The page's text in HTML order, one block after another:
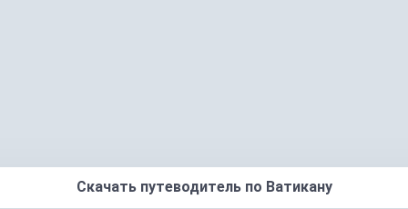
Скачать путеводитель по Ватикану